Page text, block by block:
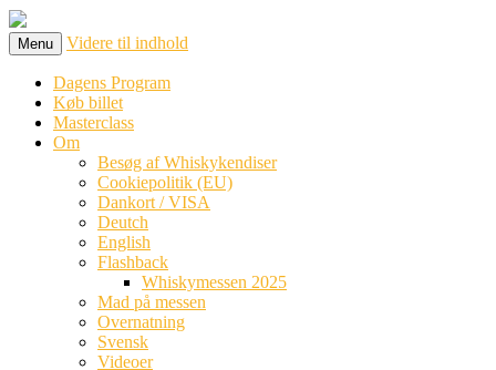
Menu Videre til indhold
Dagens Program
Køb billet
Masterclass
Om
Besøg af Whiskykendiser
Cookiepolitik (EU)
Dankort / VISA
Deutch
English
Flashback
Whiskymessen 2025
Mad på messen
Overnatning
Svensk
Videoer